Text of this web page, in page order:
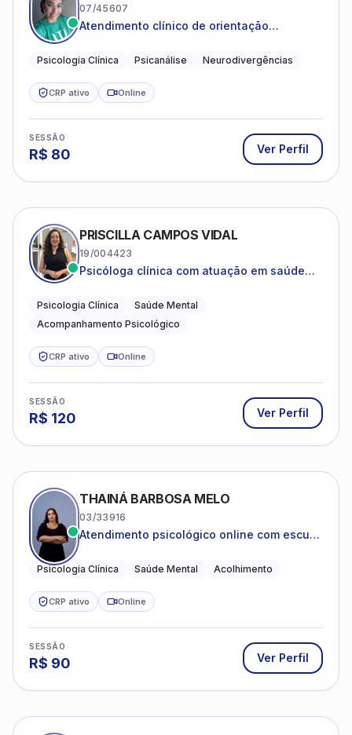
07/45607
Atendimento clínico de orientação
crianças neurotípicas
Psicologia Clínica Psicanálise Neurodivergências
CRP ativo Online
SESSÃO
R$ 80 Ver Perfil
PRISCILLA CAMPOS VIDAL
19/004423
Psicóloga clínica com atuação em saúde
Psicologia Clínica
Saúde Mental
Acompanhamento Psicológico
CRP ativo Online
SESSÃO
R$ 120 Ver Perfil
THAINÁ BARBOSA MELO
03/33916
Atendimento psicológico online com escuta
emocional
Psicologia Clínica Saúde Mental Acolhimento
CRP ativo Online
SESSÃO
R$ 90 Ver Perfil